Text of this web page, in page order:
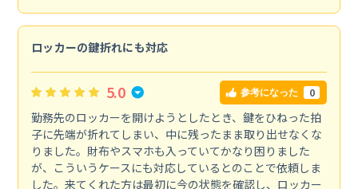
ロッカーの鍵折れにも対応
5.0 参考になった 0
勤務先のロッカーを開けようとしたとき、鍵をひねった拍
子に先端が折れてしまい、中に残ったまま取り出せなくな
りました。財布やスマホも入っていてかなり困りました
が、こういうケースにも対応しているとのことで依頼しま
した。来てくれた方は最初に今の状態を確認し、ロッカー